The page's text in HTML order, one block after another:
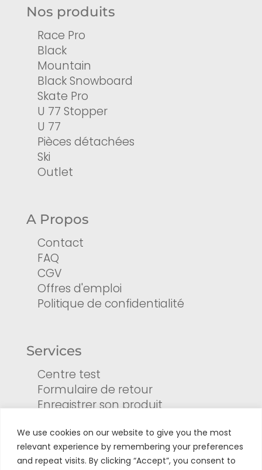
We use cookies on our website to give you the most
relevant experience by remembering your preferences
and repeat visits. By clicking “Accept”, you consent to
Nos produits
Race Pro
Black
Mountain
Black Snowboard
Skate Pro
U 77 Stopper
U 77
Pièces détachées
Ski
Outlet
A Propos
Contact
FAQ
CGV
Offres d'emploi
Politique de confidentialité
Services
Centre test
Formulaire de retour
Enregistrer son produit